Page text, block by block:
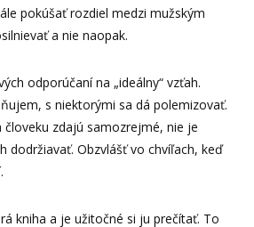
pokúšať rozdiel medzi mužským
a nie naopak.
odporúčaní na „ideálny“ vzťah.
s niektorými sa dá polemizovať.
človeku zdajú samozrejmé, nie je
dodržiavať. Obzvlášť vo chvíľach, keď
kniha a je užitočné si ju prečítať. To